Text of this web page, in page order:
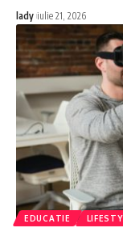
lady iulie 21, 2026
EDUCATIE